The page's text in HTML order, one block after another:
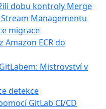
dobu kontroly Merge
Managementu
migrace
ECR do
Mistrovství v
detekce
GitLab CI/CD